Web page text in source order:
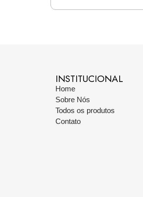
INSTITUCIONAL
Home
Sobre Nós
Todos os produtos
Contato